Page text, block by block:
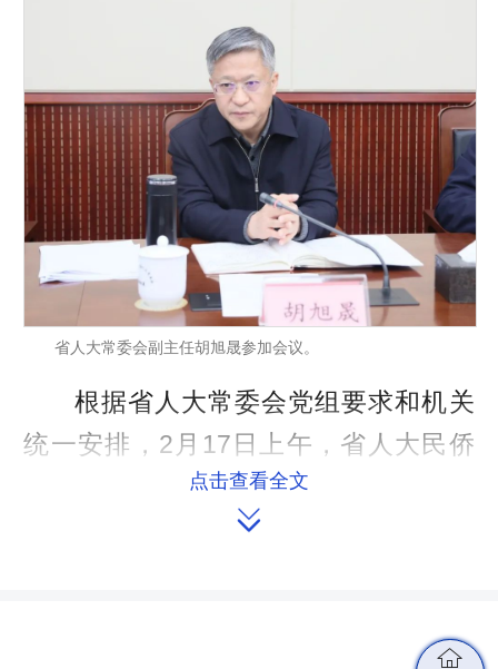
省人大常委会副主任胡旭晟参加会议。
根据省人大常委会党组要求和机关
统一安排，2月17日上午，省人大民侨
外委分党组召开2024年度民主生活会，
省人大常委会副主任胡旭晟参加，分党
点击查看全文
